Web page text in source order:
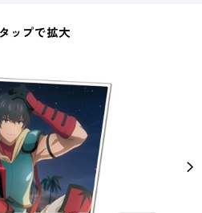
ップで拡大